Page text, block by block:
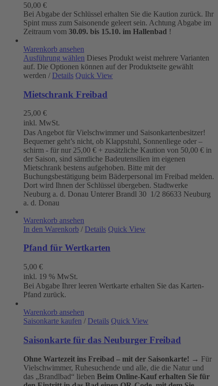
50,00 €
Bei Abgabe der Schlüssel erhalten Sie die Kaution zurück. Ihr
Spint muss zum Saisonende geleert sein. Achtung Abgabe im
Zeitraum vom 30.09. bis 15.10. im Hallenbad !
Warenkorb ansehen
Ausführung wählen Dieses Produkt weist mehrere Varianten
auf. Die Optionen können auf der Produktseite gewählt
werden / Details Quick View
Mietschrank Freibad
25,00 €
inkl. MwSt.
Das Angebot für Vielschwimmer und Saisonkartenbesitzer!
Bequemer geht’s nicht, ob Klappstuhl, Sonnenliege oder –
schirm - für nur 25,00 € + zusätzliche Kaution von 50,00 € in
der Saison, sind sämtliche Badeutensilien im eigenen
Mietschrank bestens aufgehoben. Bitte mit der
Buchungsbestätigung beim Bäderpersonal im Freibad melden.
Dort wird Ihnen der Schlüssel übergeben. Stadtwerke
Neuburg a. d. Donau Unterer Brandl 30 1/2 86633 Neuburg
a. d. Donau
Warenkorb ansehen
In den Warenkorb / Details Quick View
Pfand für Wertkarten
5,00 €
inkl. 19 % MwSt.
Bei Abgabe Ihrer leeren Wertkarte erhalten Sie das Karten-
Pfand zurück.
Warenkorb ansehen
Saisonkarte kaufen / Details Quick View
Saisonkarte für das Neuburger Freibad
Ohne Wartezeit ins Freibad – mit der Saisonkarte! → Für
Vielschwimmer, Ruhesuchende und alle, die die Natur und
das „Brandlbad“ lieben Beim Online-Kauf erhalten Sie für